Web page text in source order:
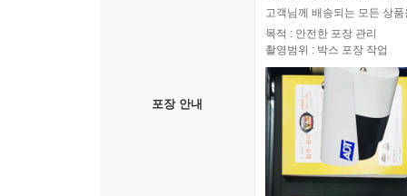
포장 안내
고객님께 배송되는 모든 상
목적 : 안전한 포장 관리
촬영범위 : 박스 포장 작업